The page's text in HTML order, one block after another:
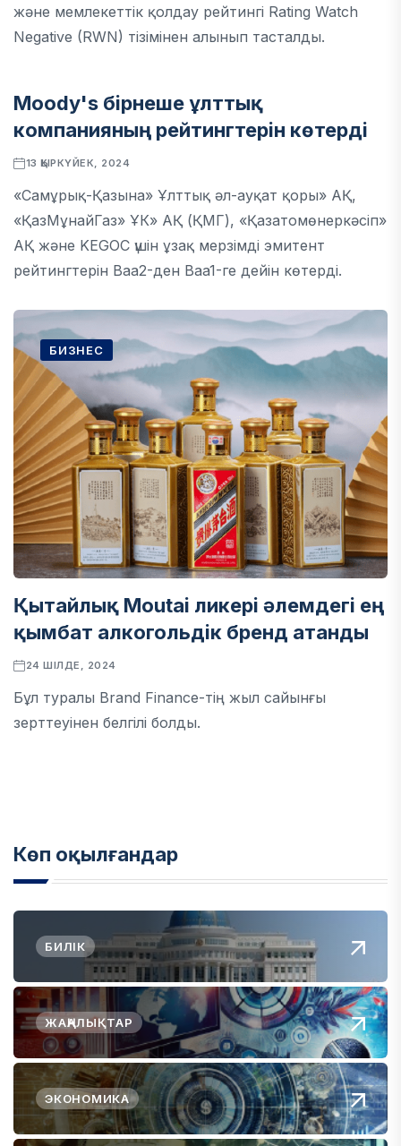
және мемлекеттік қолдау рейтингі Rating Watch
Negative (RWN) тізімінен алынып тасталды.
ЭКОНОМИКА
Moody's бірнеше ұлттық
компанияның рейтингтерін көтерді
13 ҚЫРКҮЙЕК, 2024
«Самұрық-Қазына» Ұлттық әл-ауқат қоры» АҚ,
«ҚазМұнайГаз» ҰК» АҚ (ҚМГ), «Қазатомөнеркәсіп»
АҚ және KEGOC үшін ұзақ мерзімді эмитент
рейтингтерін Baa2-ден Baa1-ге дейін көтерді.
БИЗНЕС
Қытайлық Moutai ликері әлемдегі ең
қымбат алкогольдік бренд атанды
24 ШІЛДЕ, 2024
Бұл туралы Brand Finance-тің жыл сайынғы
зерттеуінен белгілі болды.
Көп оқылғандар
БИЛІК
ЖАҢАЛЫҚТАР
ЭКОНОМИКА